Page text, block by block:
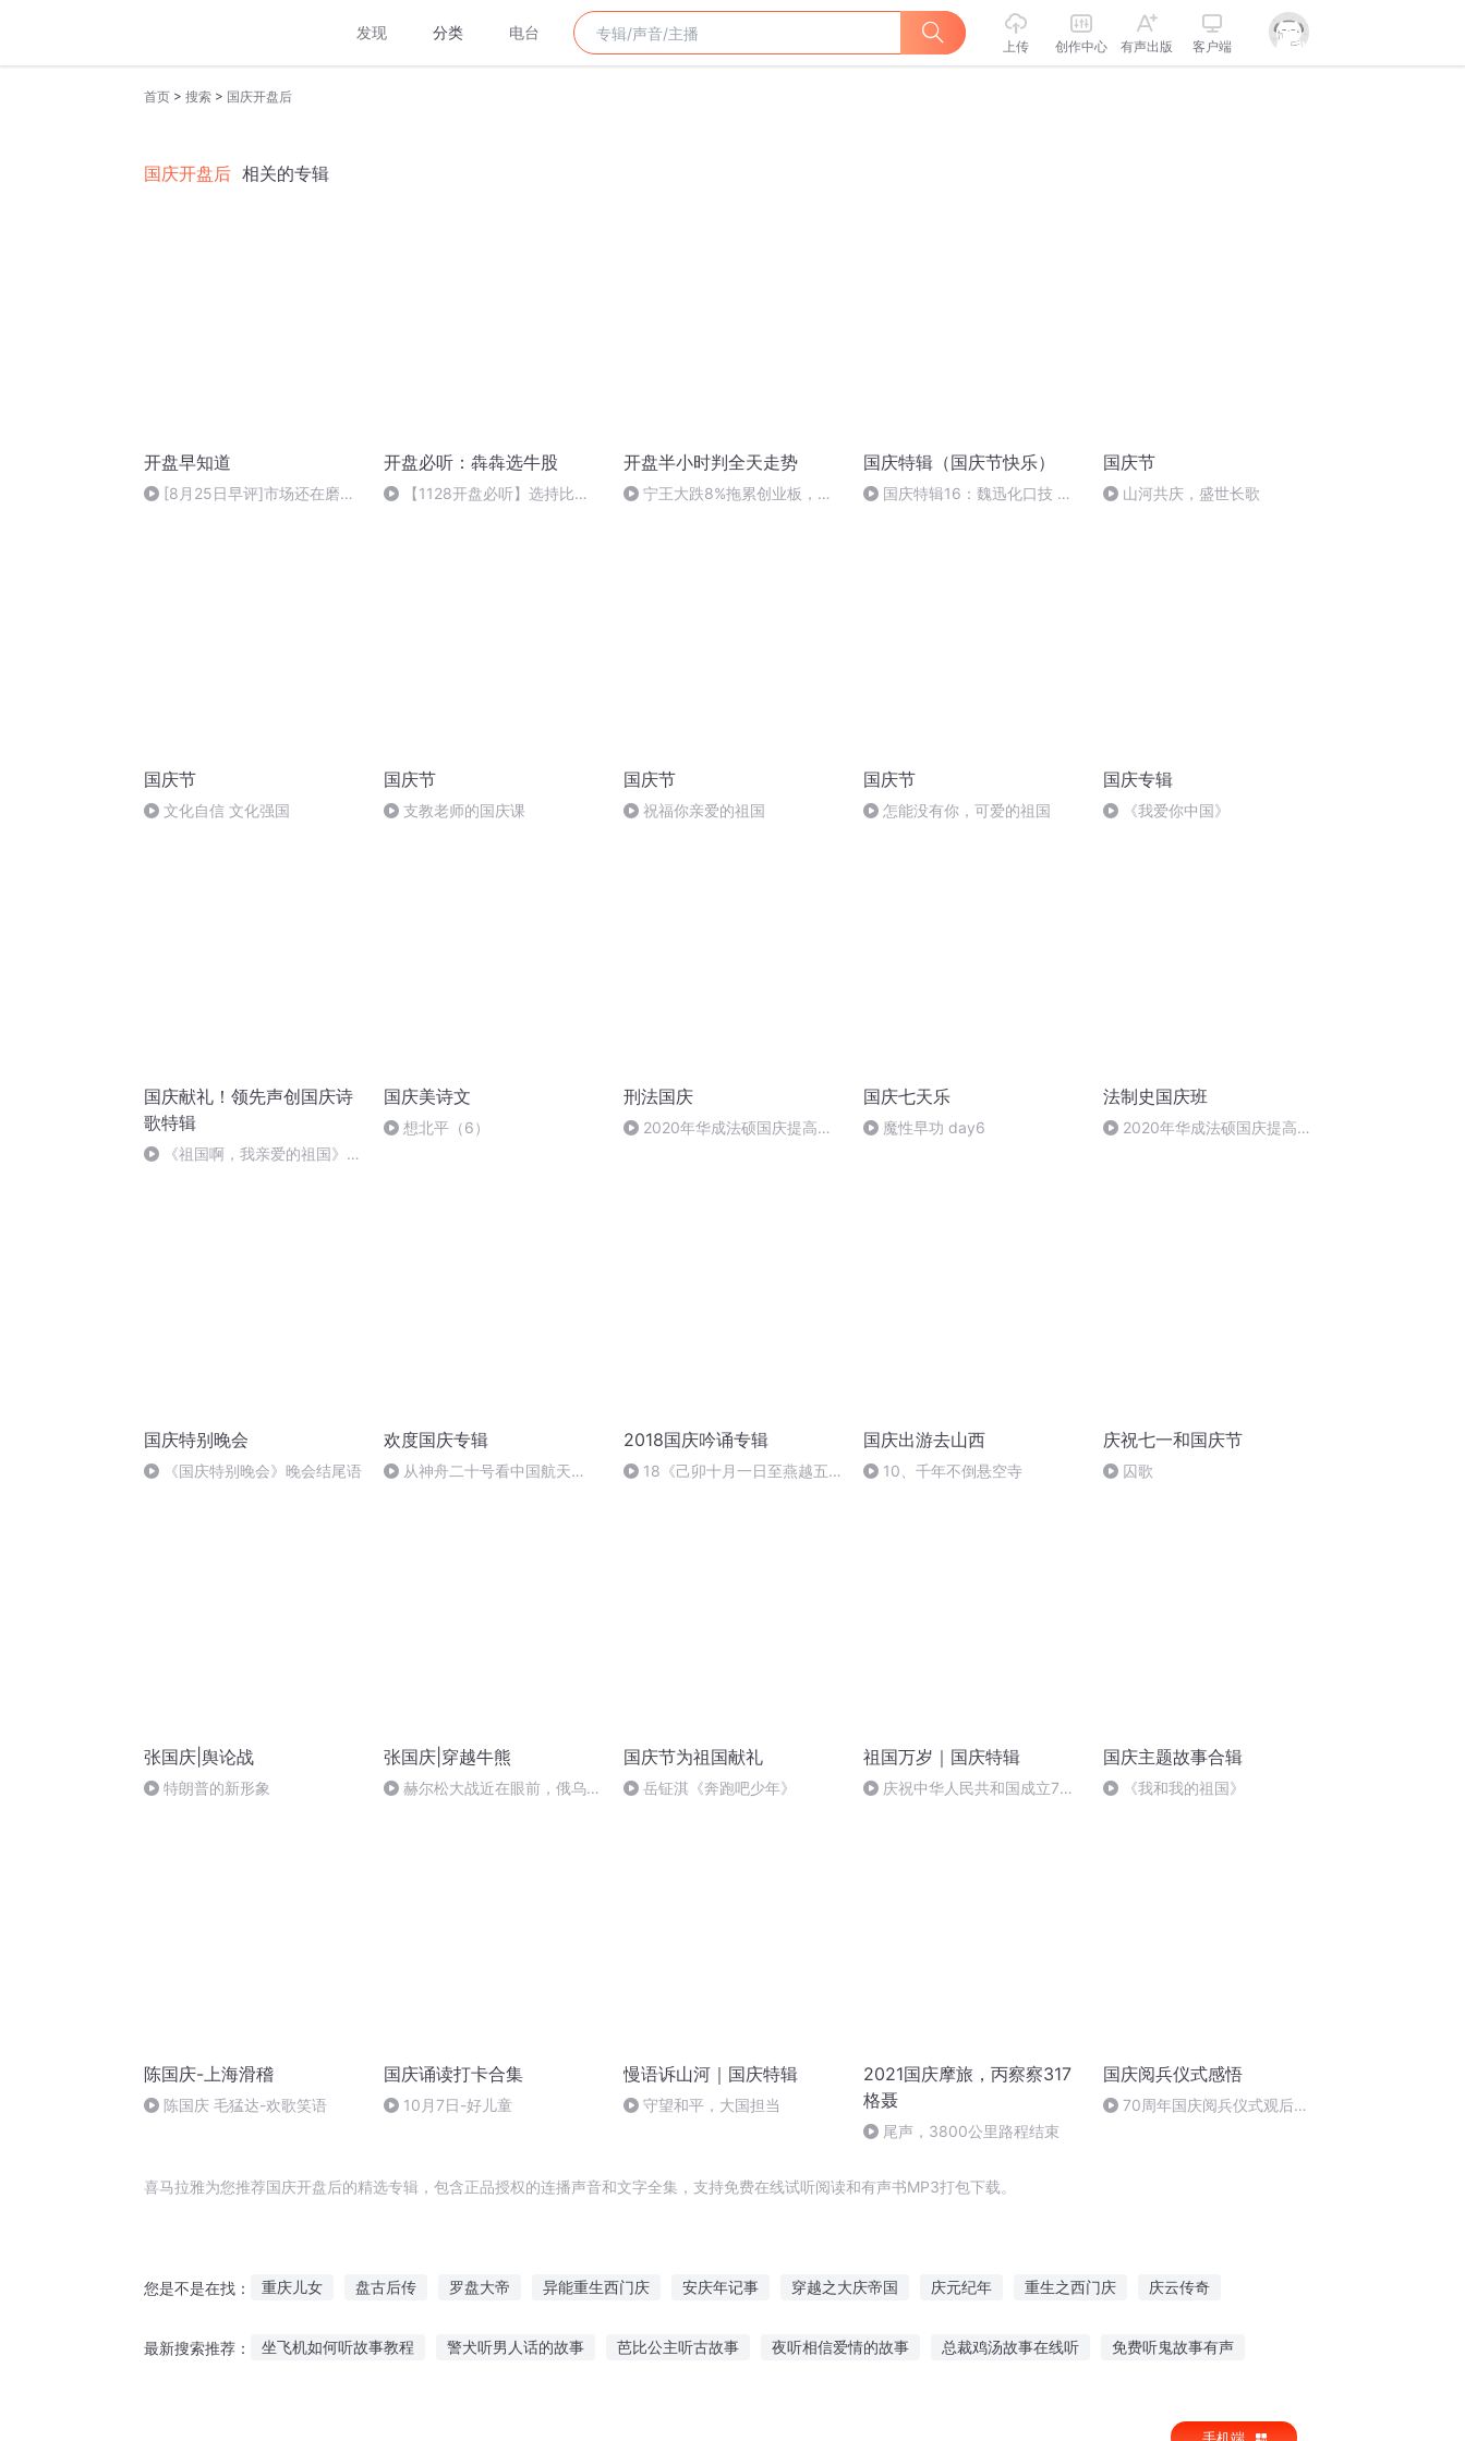
发现 分类 电台
上传 创作中心 有声出版 客户端
首页 > 搜索 > 国庆开盘后
国庆开盘后 相关的专辑
开盘早知道
[8月25日早评]市场还在磨
开盘必听：犇犇选牛股
【1128开盘必听】选持比努
开盘半小时判全天走势
宁王大跌8%拖累创业板，市
国庆特辑（国庆节快乐）
国庆特辑16：魏迅化口技 二
国庆节
山河共庆，盛世长歌
国庆节
文化自信 文化强国
国庆节
支教老师的国庆课
国庆节
祝福你亲爱的祖国
国庆节
怎能没有你，可爱的祖国
国庆专辑
《我爱你中国》
国庆献礼！领先声创国庆诗
歌特辑
《祖国啊，我亲爱的祖国》温
国庆美诗文
想北平（6）
刑法国庆
2020年华成法硕国庆提高班
国庆七天乐
魔性早功 day6
法制史国庆班
2020年华成法硕国庆提高班
国庆特别晚会
《国庆特别晚会》晚会结尾语
欢度国庆专辑
从神舟二十号看中国航天
2018国庆吟诵专辑
18《己卯十月一日至燕越五
国庆出游去山西
10、千年不倒悬空寺
庆祝七一和国庆节
囚歌
张国庆|舆论战
特朗普的新形象
张国庆|穿越牛熊
赫尔松大战近在眼前，俄乌冲
国庆节为祖国献礼
岳钲淇《奔跑吧少年》
祖国万岁｜国庆特辑
庆祝中华人民共和国成立73
国庆主题故事合辑
《我和我的祖国》
陈国庆-上海滑稽
陈国庆 毛猛达-欢歌笑语
国庆诵读打卡合集
10月7日-好儿童
慢语诉山河｜国庆特辑
守望和平，大国担当
2021国庆摩旅，丙察察317
格聂
尾声，3800公里路程结束
国庆阅兵仪式感悟
70周年国庆阅兵仪式观后感
喜马拉雅为您推荐国庆开盘后的精选专辑，包含正品授权的连播声音和文字全集，支持免费在线试听阅读和有声书MP3打包下载。
您是不是在找： 重庆儿女 盘古后传 罗盘大帝 异能重生西门庆 安庆年记事 穿越之大庆帝国 庆元纪年 重生之西门庆 庆云传奇
最新搜索推荐： 坐飞机如何听故事教程 警犬听男人话的故事 芭比公主听古故事 夜听相信爱情的故事 总裁鸡汤故事在线听 免费听鬼故事有声